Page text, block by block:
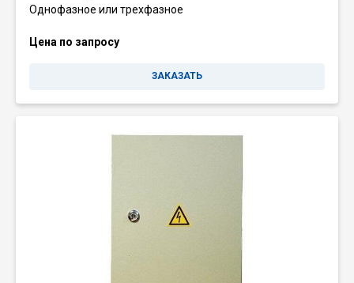
Однофазное или трехфазное
Цена по запросу
ЗАКАЗАТЬ